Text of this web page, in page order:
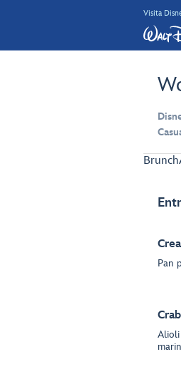
Visita
Brunch
Pan
Alioli